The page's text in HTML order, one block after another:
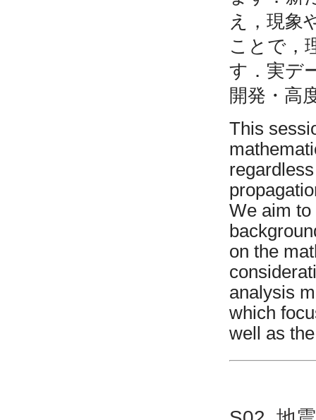
え，現象
ことで，
す．実デ
開発・高
This
We aim to
on the
analysis
which
well as